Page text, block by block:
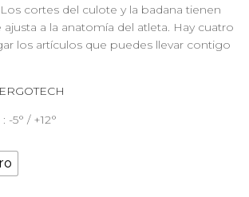
cortes del culote y la badana tienen
a la anatomía del atleta. Hay cuatro
los artículos que puedes llevar contigo
ERGOTECH
-5° / +12°